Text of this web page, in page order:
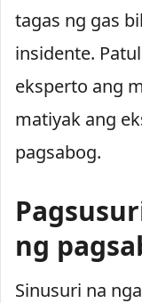
tagas ng gas
insidente.
eksperto ang
matiyak ang
pagsabog.
ng
Sinusuri na